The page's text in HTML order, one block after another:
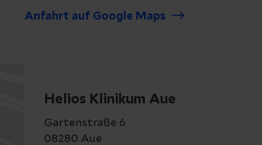
Anfahrt auf Google Maps
Helios Klinikum Aue
Gartenstraße 6
08280 Aue